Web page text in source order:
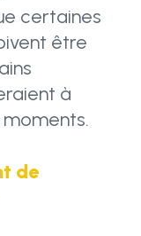
certaines
être
à
de